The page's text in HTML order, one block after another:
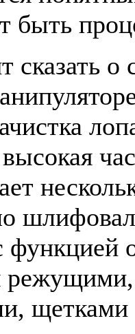
сказать
функцией
щетками